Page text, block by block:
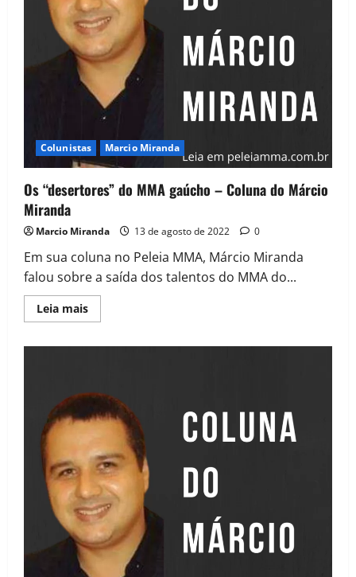
Colunistas Marcio Miranda
Os “desertores” do MMA gaúcho – Coluna do Márcio
Miranda
Marcio Miranda 13 de agosto de 2022 0
Em sua coluna no Peleia MMA, Márcio Miranda
falou sobre a saída dos talentos do MMA do...
Leia mais